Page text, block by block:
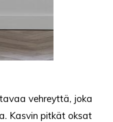
vehreyttä, joka
Kasvin pitkät oksat